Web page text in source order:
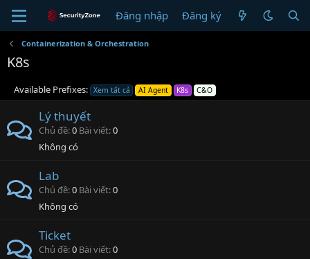
Đăng nhập Đăng ký
Containerization & Orchestration
K8s
Available Prefixes: Xem tất cả AI Agent K8s C&O
Lý thuyết
Chủ đề 0 Bài viết 0
Không có
Lab
Chủ đề 0 Bài viết 0
Không có
Ticket
Chủ đề 0 Bài viết 0